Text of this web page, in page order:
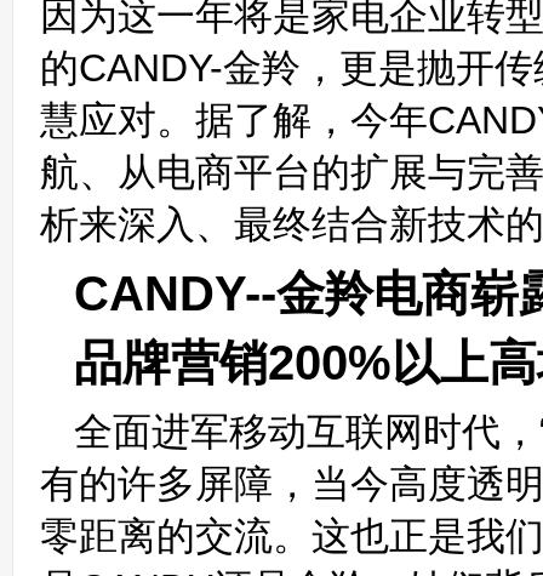
因为这一年将是家电企业转
的CANDY-金羚，更是抛开
慧应对。据了解，今年
航、从电商平台的扩展与完
析来深入、最终结合新技术
CANDY--金羚电商崭
品牌营销200%以上
全面进军移动互联网时代
有的许多屏障，当今高度透
零距离的交流。这也正是我